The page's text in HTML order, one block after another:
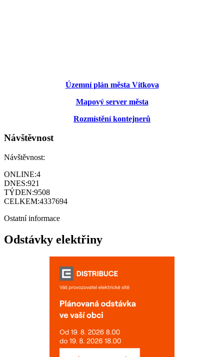
Územní plán města Vítkova
Mapový server města
Rozmístění kontejnerů
Návštěvnost
Návštěvnost:
ONLINE:4
DNES:921
TÝDEN:9508
CELKEM:4337694
Ostatní informace
Odstávky elektřiny